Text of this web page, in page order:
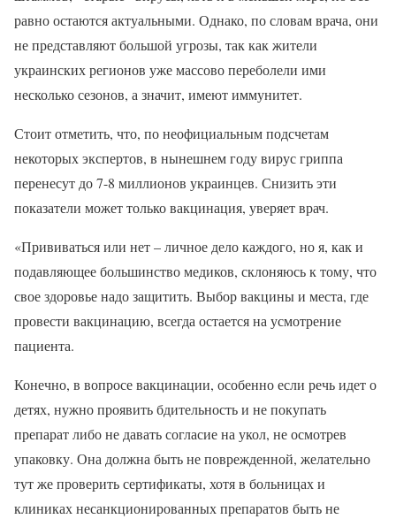
равно остаются актуальными. Однако, по словам врача, они
не представляют большой угрозы, так как жители
украинских регионов уже массово переболели ими
несколько сезонов, а значит, имеют иммунитет.
Стоит отметить, что, по неофициальным подсчетам
некоторых экспертов, в нынешнем году вирус гриппа
перенесут до 7-8 миллионов украинцев. Снизить эти
показатели может только вакцинация, уверяет врач.
«Прививаться или нет – личное дело каждого, но я, как и
подавляющее большинство медиков, склоняюсь к тому, что
свое здоровье надо защитить. Выбор вакцины и места, где
провести вакцинацию, всегда остается на усмотрение
пациента.
Конечно, в вопросе вакцинации, особенно если речь идет о
детях, нужно проявить бдительность и не покупать
препарат либо не давать согласие на укол, не осмотрев
упаковку. Она должна быть не поврежденной, желательно
тут же проверить сертификаты, хотя в больницах и
клиниках несанкционированных препаратов быть не